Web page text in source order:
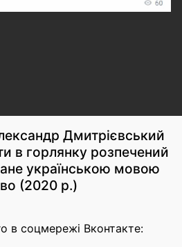
Дмитрієвський
в горлянку розпечений
українською мовою
(2020 р.)
в соцмережі Вконтакте: